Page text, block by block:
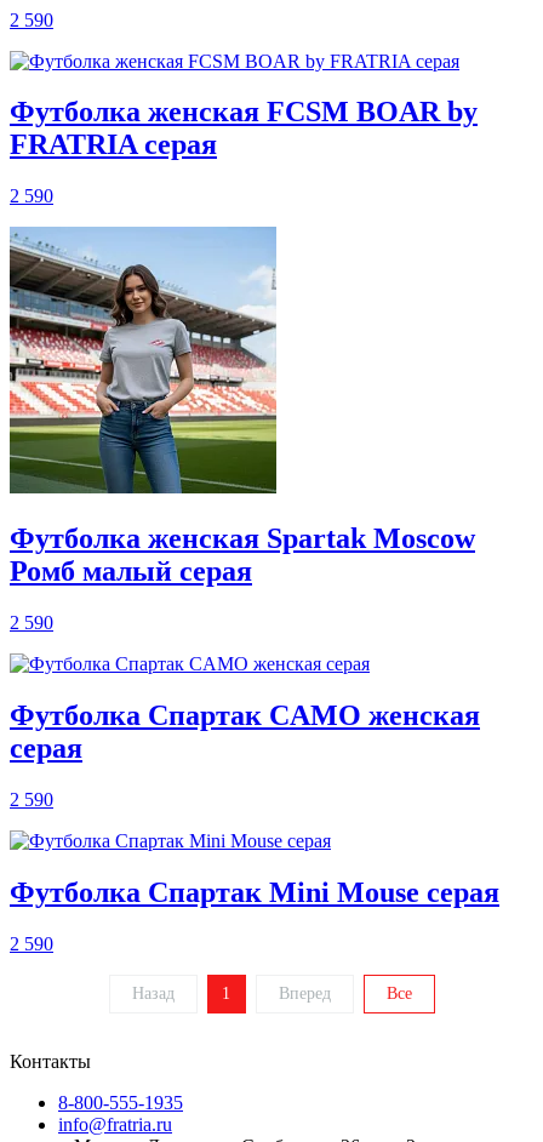
2 590
Футболка женская FCSM BOAR by
FRATRIA серая
2 590
Футболка женская Spartak Moscow
Ромб малый серая
2 590
Футболка Спартак CAMO женская
серая
2 590
Футболка Спартак Mini Mouse серая
2 590
Назад 1 Вперед Все
Контакты
8-800-555-1935
info@fratria.ru